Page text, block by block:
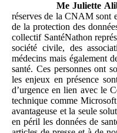
Me Juliette
réserves de la CNAM sont
de la protection des
collectif SantéNathon
société civile, des
médecins mais également
santé. Ces personnes ont
les enjeux en présence
d’urgence en lien avec le
technique comme
avantageuse et la seule
en péril les données de